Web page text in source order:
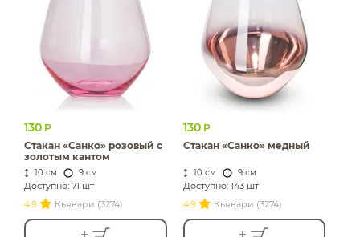
130 Р
Стакан «Санко» розовый с
золотым кантом
10 см 9 см
Доступно: 71 шт
4.9
Кьявари (3274)
130 Р
Стакан «Санко» медный
10 см 9 см
Доступно: 143 шт
4.9
Кьявари (3274)